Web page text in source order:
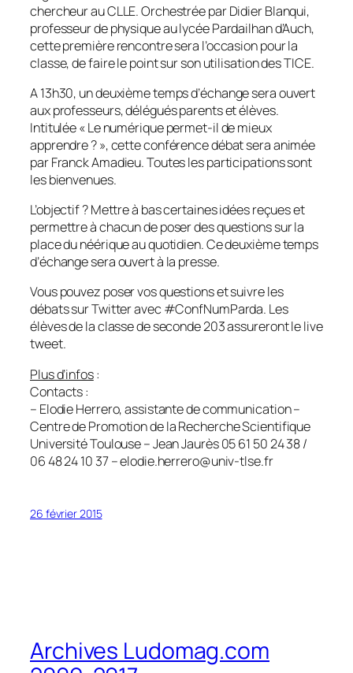
chercheur au CLLE. Orchestrée par Didier Blanqui,
professeur de physique au lycée Pardailhan d’Auch,
cette première rencontre sera l’occasion pour la
classe, de faire le point sur son utilisation des TICE.
A 13h30, un deuxième temps d’échange sera ouvert
aux professeurs, délégués parents et élèves.
Intitulée «Le numérique permet-il de mieux
apprendre ?», cette conférence débat sera animée
par Franck Amadieu. Toutes les participations sont
les bienvenues.
L’objectif ? Mettre à bas certaines idées reçues et
permettre à chacun de poser des questions sur la
place du néérique au quotidien. Ce deuxième temps
d’échange sera ouvert à la presse.
Vous pouvez poser vos questions et suivre les
débats sur Twitter avec #ConfNumParda. Les
élèves de la classe de seconde 203 assureront le live
tweet.
Plus d’infos:
Contacts :
– Elodie Herrero, assistante de communication –
Centre de Promotion de la Recherche Scientifique
Université Toulouse – Jean Jaurès 05 61 50 24 38 /
06 48 24 10 37 – elodie.herrero@univ-tlse.fr
26 février 2015
Archives Ludomag.com